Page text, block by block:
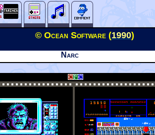
© Ocean Software (1990)
Narc